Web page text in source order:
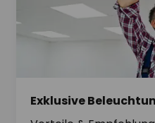
Exklusive